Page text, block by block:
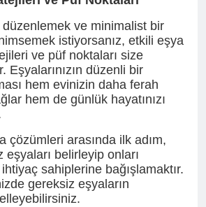
ve minimalist bir
istiyorsanız, etkili eşya
ve püf noktaları size
Eşyalarınızın düzenli bir
hem evinizin daha ferah
hem de günlük hayatınızı
çözümleri arasında ilk adım,
eşyaları belirleyip onları
sahiplerine bağışlamaktır.
gereksiz eşyaların